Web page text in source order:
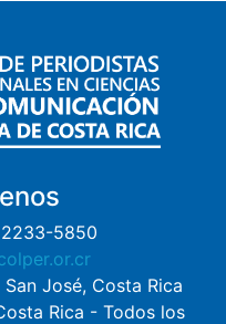
5850
José, Costa Rica
Rica - Todos los